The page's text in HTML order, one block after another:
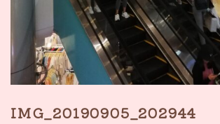
IMG_20190905_202944